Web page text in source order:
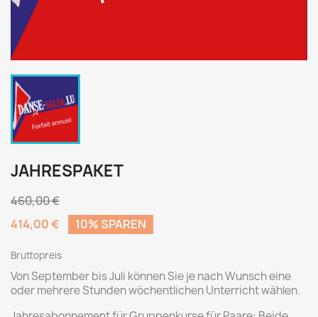
JAHRESPAKET
460,00 €
414,00 €
10% SPAREN
Bruttopreis
Von September bis Juli können Sie je nach Wunsch eine
oder mehrere Stunden wöchentlichen Unterricht wählen.